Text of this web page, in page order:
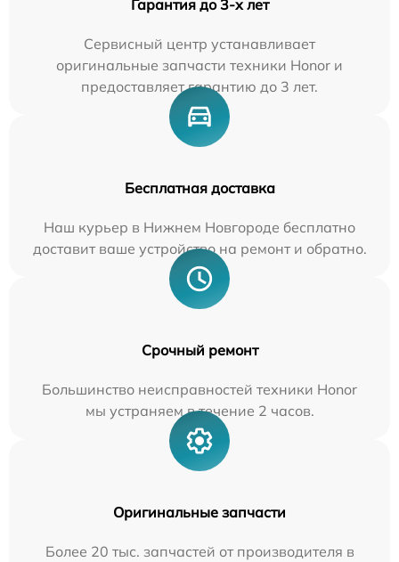
Гарантия до 3-х лет
Сервисный центр устанавливает
оригинальные запчасти техники Honor и
предоставляет гарантию до 3 лет.
Бесплатная доставка
Наш курьер в Нижнем Новгороде бесплатно
доставит ваше устройство на ремонт и обратно.
Срочный ремонт
Большинство неисправностей техники Honor
мы устраняем в течение 2 часов.
Оригинальные запчасти
Более 20 тыс. запчастей от производителя в